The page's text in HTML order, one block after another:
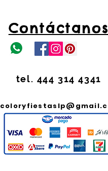
Contáctanos
tel. 444 314 4341
Pago Seguro